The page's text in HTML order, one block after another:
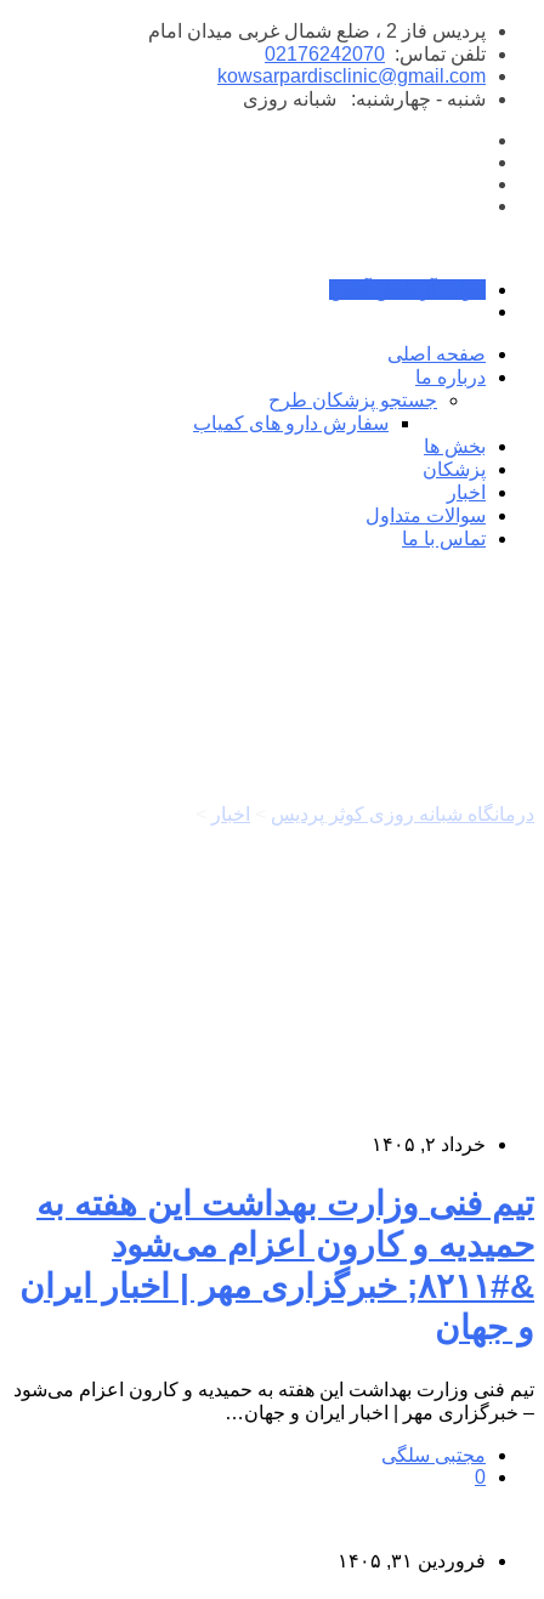
پرش
محتوا
پردیس فاز 2 ، ضلع شمال غربی میدان امام
تلفن تماس: 02176242070
kowsarpardisclinic@gmail.com
شنبه - چهارشنبه:
شبانه روزی
صفحه اصلی
درباره ما
جستجو پزشکان طرح
سفارش دارو های کمیاب
بخش ها
پزشکان
اخبار
سوالات متداول
تماس با ما
درمانگاه شبانه روزی کوثر پردیس اخبار
خرداد ۲, ۱۴۰۵
تیم فنی وزارت بهداشت این هفته به
حمیدیه و کارون اعزام می‌شود
&#۸۲۱۱; خبرگزاری مهر | اخبار ایران
و جهان
تیم فنی وزارت بهداشت این هفته به حمیدیه و کارون اعزام می‌شود
– خبرگزاری مهر | اخبار ایران و جهان…
مجتبی سلگی
0
فروردین ۳۱, ۱۴۰۵